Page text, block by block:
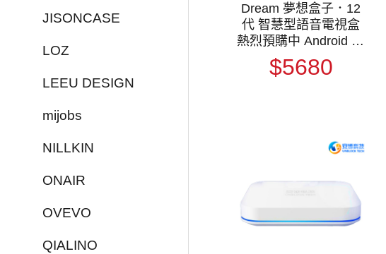
JISONCASE
LOZ
LEEU DESIGN
mijobs
NILLKIN
ONAIR
OVEVO
QIALINO
Dream 夢想盒子．12
代 智慧型語音電視盒
熱烈預購中 Android 14
8K超清影音智慧盒子
機上盒 機頂盒 WiFi 6
$5680